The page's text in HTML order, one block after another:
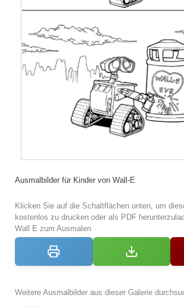
Ausmalbilder für Kinder von Wall-E
Klicken Sie auf die Schaltflächen unten, um
kostenlos zu drucken oder als PDF
Wall E zum Ausmalen
Weitere Ausmalbilder aus dieser Galerie